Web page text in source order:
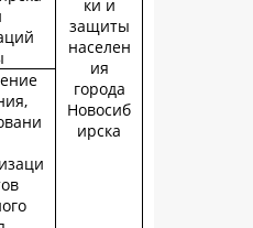
ки и
защиты
населен
ия
города
Новосиб
ирска